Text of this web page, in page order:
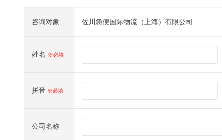
咨询对象 佐川急便国际物流（上海）有限公司
姓名 ※必填
拼音 ※必填
公司名称